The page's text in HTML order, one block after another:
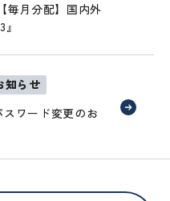
毎月分配】国内外
知らせ
スワード変更のお